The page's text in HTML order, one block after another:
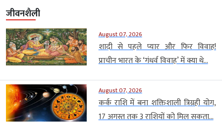
जीवनशैली
August 07, 2026
शादी से पहले प्यार और फिर विवाह!
प्राचीन भारत के ‘गंधर्व विवाह’ में क्या थे...
August 07, 2026
कर्क राशि में बना शक्तिशाली त्रिग्रही योग,
17 अगस्त तक 3 राशियों को मिल सकता...